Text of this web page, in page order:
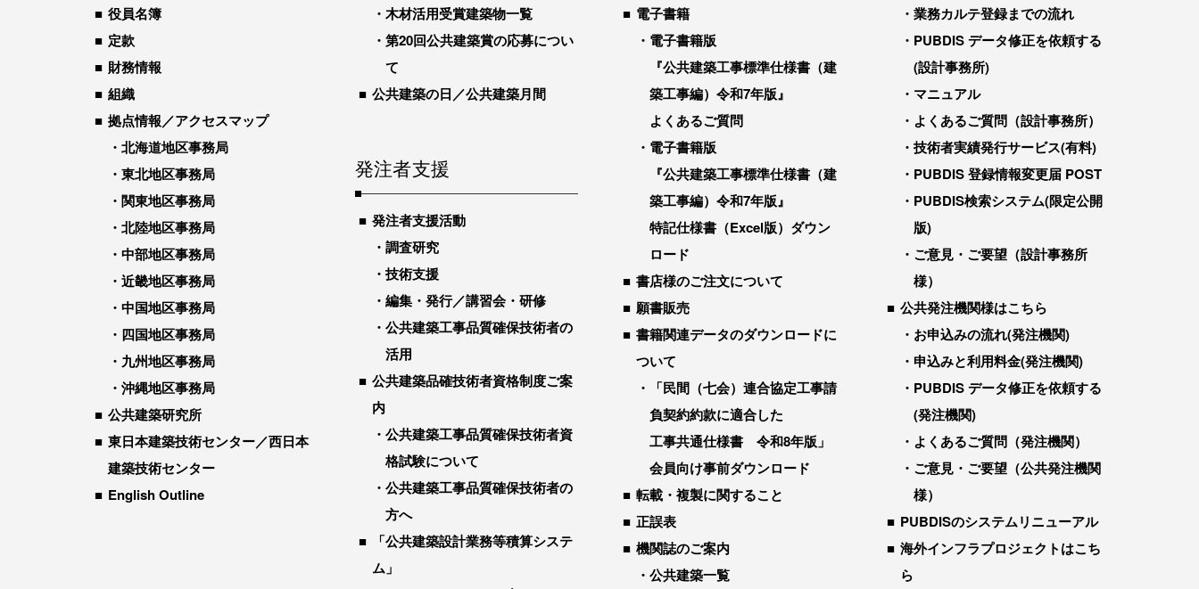
役員名簿
定款
財務情報
組織
拠点情報／アクセスマップ
北海道地区事務局
東北地区事務局
関東地区事務局
北陸地区事務局
中部地区事務局
近畿地区事務局
中国地区事務局
四国地区事務局
九州地区事務局
沖縄地区事務局
公共建築研究所
東日本建築技術センター／西日本
建築技術センター
English Outline
木材活用受賞建築物一覧
第20回公共建築賞の応募につい
て
公共建築の日／公共建築月間
発注者支援
発注者支援活動
調査研究
技術支援
編集・発行／講習会・研修
公共建築工事品質確保技術者の
活用
公共建築品確技術者資格制度ご案
内
公共建築工事品質確保技術者資
格試験について
公共建築工事品質確保技術者の
方へ
「公共建築設計業務等積算システ
ム」
電子書籍
電子書籍版
『公共建築工事標準仕様書（建
築工事編）令和7年版』
よくあるご質問
電子書籍版
『公共建築工事標準仕様書（建
築工事編）令和7年版』
特記仕様書（Excel版）ダウン
ロード
書店様のご注文について
願書販売
書籍関連データのダウンロードに
ついて
「民間（七会）連合協定工事請
負契約約款に適合した
工事共通仕様書 令和8年版」
会員向け事前ダウンロード
転載・複製に関すること
正誤表
機関誌のご案内
公共建築一覧
業務カルテ登録までの流れ
PUBDIS データ修正を依頼する
(設計事務所)
マニュアル
よくあるご質問（設計事務所）
技術者実績発行サービス(有料)
PUBDIS 登録情報変更届 POST
PUBDIS検索システム(限定公開
版)
ご意見・ご要望（設計事務所
様）
公共発注機関様はこちら
お申込みの流れ(発注機関)
申込みと利用料金(発注機関)
PUBDIS データ修正を依頼する
(発注機関)
よくあるご質問（発注機関）
ご意見・ご要望（公共発注機関
様）
PUBDISのシステムリニューアル
海外インフラプロジェクトはこち
ら